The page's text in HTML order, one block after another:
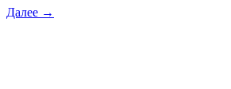
Далее →